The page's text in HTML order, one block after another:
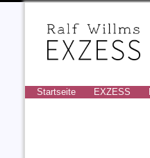
Startseite EXZESS